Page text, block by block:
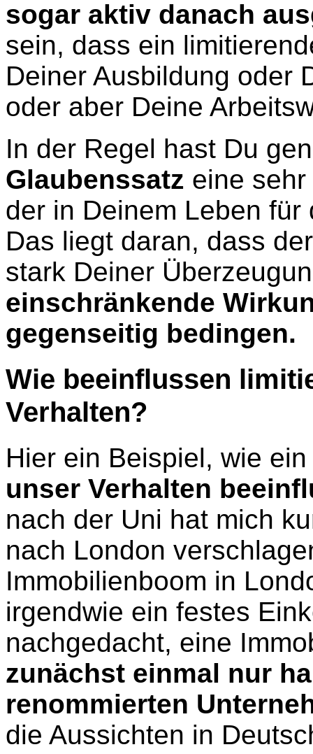
sogar aktiv danach
sein, dass ein
Deiner Ausbildung oder
oder aber Deine
In der Regel hast Du
Glaubenssatz eine
der in Deinem Leben
Das liegt daran, dass
stark Deiner
einschränkende
gegenseitig bedingen.
Wie beeinflussen
Verhalten?
Hier ein Beispiel, wie
unser Verhalten
nach der Uni hat mich
nach London
Immobilienboom in
irgendwie ein festes
nachgedacht, eine
zunächst einmal nur
renommierten
die Aussichten in